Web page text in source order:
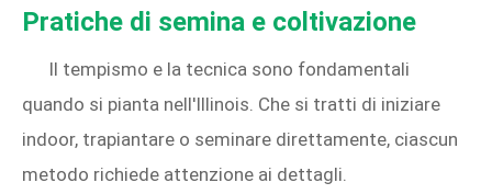
Pratiche di semina e coltivazione
Il tempismo e la tecnica sono fondamentali
quando si pianta nell'Illinois. Che si tratti di iniziare
indoor, trapiantare o seminare direttamente, ciascun
metodo richiede attenzione ai dettagli.